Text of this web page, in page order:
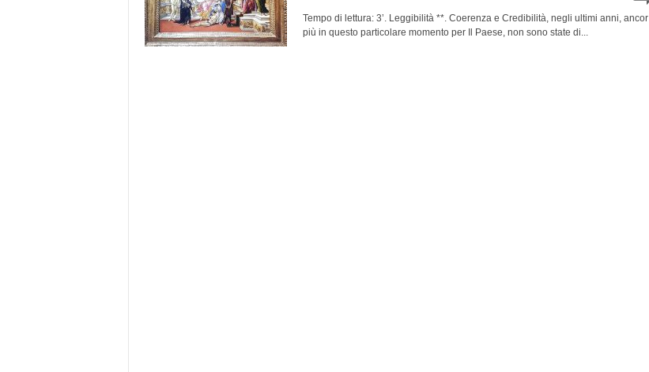
Tempo di lettura: 3’. Leggibilità **. Coerenza e Credibilità, negli ultimi anni, ancor
più in questo particolare momento per Il Paese, non sono state di...